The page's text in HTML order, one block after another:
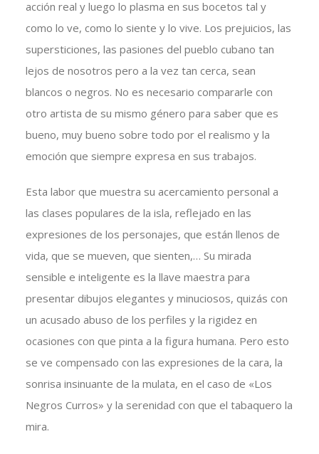
acción real y luego lo plasma en sus bocetos tal y
como lo ve, como lo siente y lo vive. Los prejuicios, las
supersticiones, las pasiones del pueblo cubano tan
lejos de nosotros pero a la vez tan cerca, sean
blancos o negros. No es necesario compararle con
otro artista de su mismo género para saber que es
bueno, muy bueno sobre todo por el realismo y la
emoción que siempre expresa en sus trabajos.
Esta labor que muestra su acercamiento personal a
las clases populares de la isla, reflejado en las
expresiones de los personajes, que están llenos de
vida, que se mueven, que sienten,… Su mirada
sensible e inteligente es la llave maestra para
presentar dibujos elegantes y minuciosos, quizás con
un acusado abuso de los perfiles y la rigidez en
ocasiones con que pinta a la figura humana. Pero esto
se ve compensado con las expresiones de la cara, la
sonrisa insinuante de la mulata, en el caso de «Los
Negros Curros» y la serenidad con que el tabaquero la
mira.